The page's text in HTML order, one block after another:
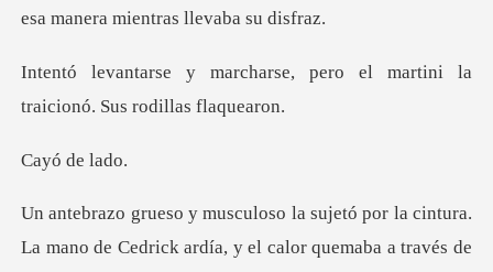
se, pero el martini la
traic
de
a cintura.
La mano de Cedrick ardía, y el calor